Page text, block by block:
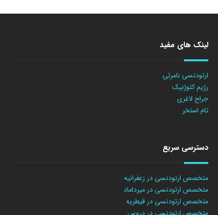
لینک های مفید
ارتودنسی نامرئی
رژیم کتوژنیک
جراح لاغری
تام استخر
دسترسی سریع
متخصص ارتودنسی در زعفرانیه
متخصص ارتودنسی در میرداماد
متخصص ارتودنسی در قیطریه